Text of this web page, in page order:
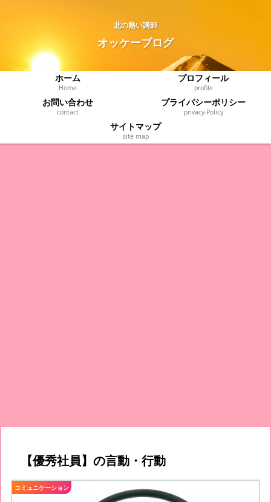
北の熱い講師
オッケーブログ
ホーム
Home
プロフィール
profile
お問い合わせ
contact
プライバシーポリシー
privacy‐Policy
サイトマップ
site map
【優秀社員】の言動・行動
コミュニケーション